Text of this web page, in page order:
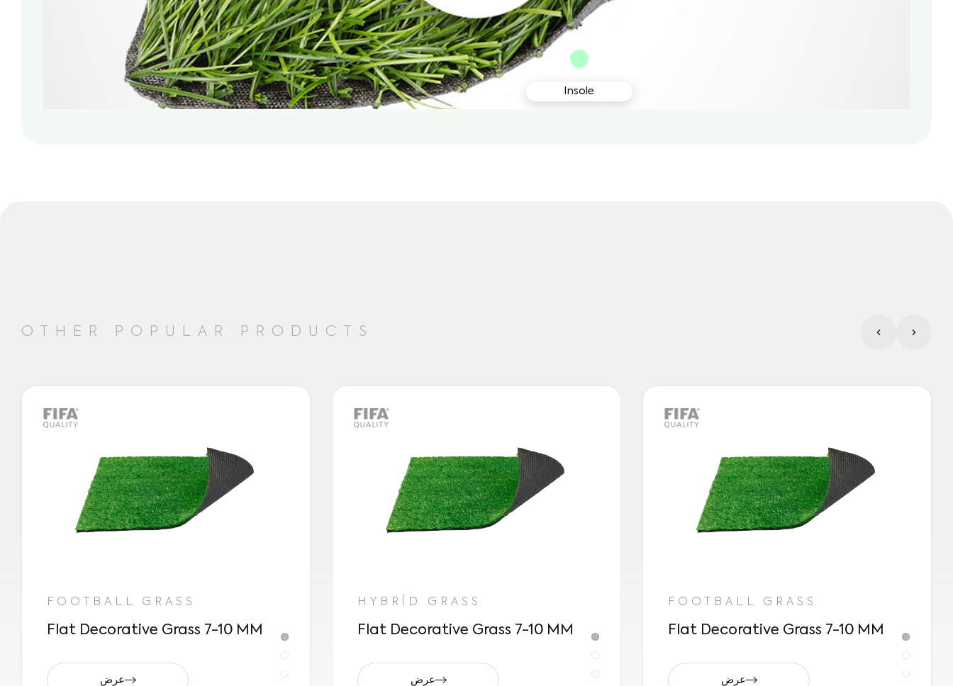
Insole
OTHER POPULAR PRODUCTS
FOOTBALL GRASS
Flat Decorative Grass 7-10 MM
عرض
HYBRİD GRASS
Flat Decorative Grass 7-10 MM
عرض
FOOTBALL GRASS
Flat Decorative Grass 7-10 MM
عرض